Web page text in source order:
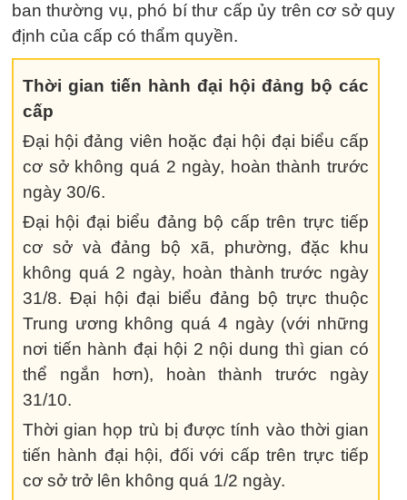
ban thường vụ, phó bí thư cấp ủy trên cơ sở quy
định của cấp có thẩm quyền.
Thời gian tiến hành đại hội đảng bộ các
cấp
Đại hội đảng viên hoặc đại hội đại biểu cấp
cơ sở không quá 2 ngày, hoàn thành trước
ngày 30/6.
Đại hội đại biểu đảng bộ cấp trên trực tiếp
cơ sở và đảng bộ xã, phường, đặc khu
không quá 2 ngày, hoàn thành trước ngày
31/8. Đại hội đại biểu đảng bộ trực thuộc
Trung ương không quá 4 ngày (với những
nơi tiến hành đại hội 2 nội dung thì gian có
thể ngắn hơn), hoàn thành trước ngày
31/10.
Thời gian họp trù bị được tính vào thời gian
tiến hành đại hội, đối với cấp trên trực tiếp
cơ sở trở lên không quá 1/2 ngày.